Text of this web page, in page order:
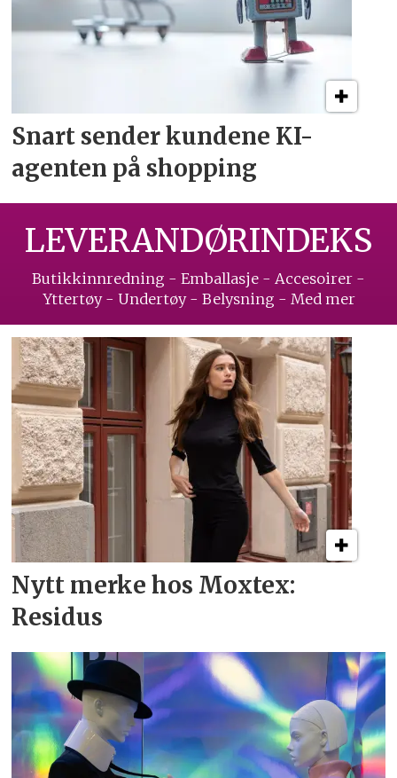
Snart sender kundene KI-
agenten på shopping
LEVERANDØRINDEKS
Butikkinnredning - Emballasje - Accesoirer -
Yttertøy - Undertøy - Belysning - Med mer
Nytt merke hos Moxtex:
Residus